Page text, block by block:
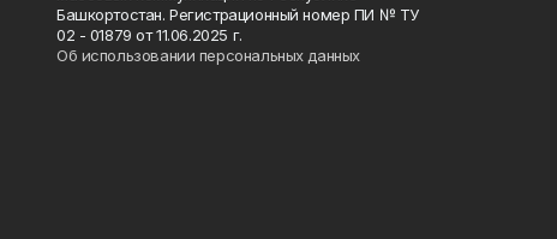
Башкортостан. Регистрационный номер ПИ № ТУ
02 - 01879 от 11.06.2025 г.
Об использовании персональных данных